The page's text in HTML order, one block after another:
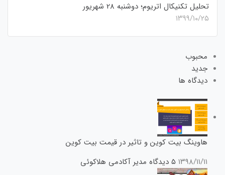
تحلیل تکنیکال اتریوم؛ دوشنبه 28 شهریور
۱۳۹۹/۱۰/۲۵
محبوب
جدید
دیدگاه ها
هاوینگ بیت کوین و تاثیر در قیمت بیت کوین
۱۳۹۸/۱۱/۱۱ ۵ دیدگاه مدیر آکادمی هلاکوئی